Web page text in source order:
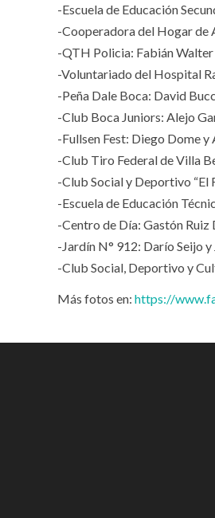
-Escuela de Educación
-Cooperadora del Hogar de
-QTH Policia: Fabián
-Voluntariado del Hospital
-Peña Dale Boca: David
-Club Boca Juniors: Alejo
-Fullsen Fest: Diego Dome y
-Club Tiro Federal de Villa
-Club Social y Deportivo “El
-Escuela de Educación
-Centro de Día: Gastón Ruiz
-Jardín N° 912: Darío Seijo y
-Club Social, Deportivo y
Más fotos en: https://